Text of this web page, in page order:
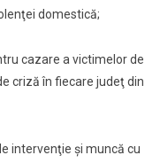
domestică;
cazare a victimelor de
criză în fiecare judeţ din
intervenţie şi muncă cu